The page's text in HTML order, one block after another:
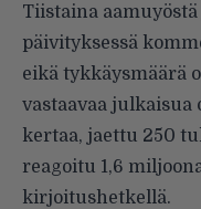
Tiistaina
päivityksessä
eikä tykkäysmäärä
vastaavaa julkaisua
kertaa, jaettu 250
reagoitu 1,6
kirjoitushetkellä.